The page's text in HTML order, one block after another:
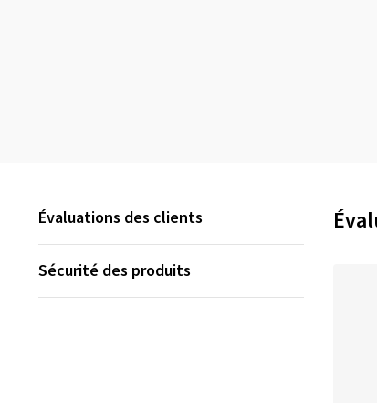
Évaluations des clients
Sécurité des produits